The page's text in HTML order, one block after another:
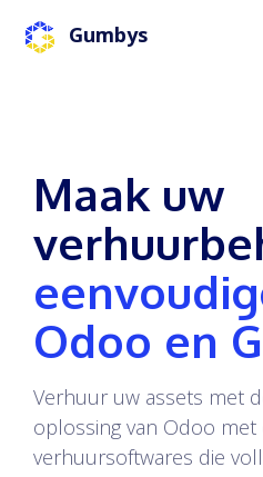
Gumbys
Maak uw
Odoo en
Verhuur uw assets met
oplossing van Odoo
verhuursoftwares die